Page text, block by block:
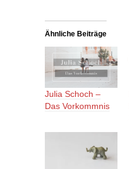
Ähnliche Beiträge
Julia Schoch –
Das Vorkommnis